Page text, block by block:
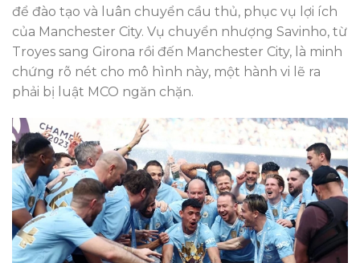
để đào tạo và luân chuyển cầu thủ, phục vụ lợi ích
của Manchester City. Vụ chuyển nhượng Savinho, từ
Troyes sang Girona rồi đến Manchester City, là minh
chứng rõ nét cho mô hình này, một hành vi lẽ ra
phải bị luật MCO ngăn chặn.